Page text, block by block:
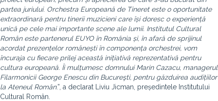
partea juriului. Orchestra Europeană de Tineret este o oportunitate
extraordinară pentru tinerii muzicieni care își doresc o experiență
unică pe cele mai importante scene ale lumii. Institutul Cultural
Român este partenerul EUYO în România și, în afară de sprijinul
acordat prezențelor românești în componența orchestrei, vom
încuraja cu fiecare prilej această inițiativă reprezentativă pentru
cultura europeană. Îi mulțumesc domnului Marin Cazacu, managerul
Filarmonicii George Enescu din Bucureşti, pentru găzduirea audițiilor
la Ateneul Român.”, a declarat Liviu Jicman, președintele Institutului
Cultural Român.